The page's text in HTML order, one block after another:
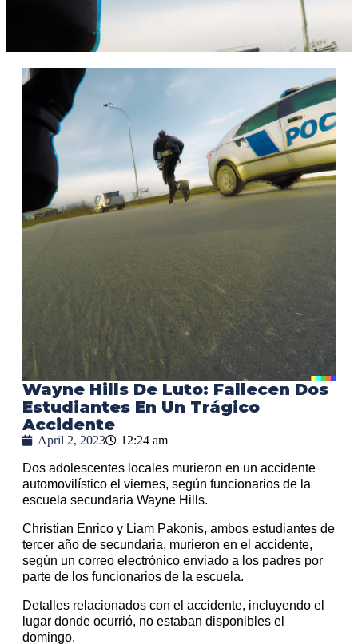
Wayne Hills De Luto: Fallecen Dos
Estudiantes En Un Trágico
Accidente
April 2, 2023 12:24 am
Dos adolescentes locales murieron en un accidente
automovilístico el viernes, según funcionarios de la
escuela secundaria Wayne Hills.
Christian Enrico y Liam Pakonis, ambos estudiantes de
tercer año de secundaria, murieron en el accidente,
según un correo electrónico enviado a los padres por
parte de los funcionarios de la escuela.
Detalles relacionados con el accidente, incluyendo el
lugar donde ocurrió, no estaban disponibles el
domingo.